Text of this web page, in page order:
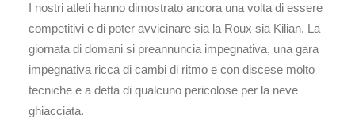
I nostri atleti hanno dimostrato ancora una volta di essere
competitivi e di poter avvicinare sia la Roux sia Kilian. La
giornata di domani si preannuncia impegnativa, una gara
impegnativa ricca di cambi di ritmo e con discese molto
tecniche e a detta di qualcuno pericolose per la neve
ghiacciata.